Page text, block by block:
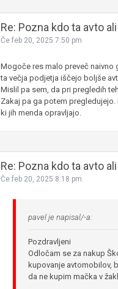
Re: Pozna kdo ta avto
Če feb 20, 2025 7:50 pm
Mogoče res malo preveč naivno
ta večja podjetja iščejo boljše
Mislil pa sem, da pri pregledih
Zakaj pa ga potem
ki jih menda opravljajo.
Re: Pozna kdo ta avto
Če feb 20, 2025 8:18 pm
pavel je napisal/-a:
Pozdravljeni
Odločam se za nakup
kupovanje avtomobilov,
da ne kupim mačka v